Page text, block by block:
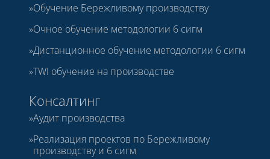
Обучение Бережливому производству
Очное обучение методологии 6 сигм
Дистанционное обучение методологии 6 сигм
TWI обучение на производстве
Консалтинг
Аудит производства
Реализация проектов по Бережливому
производству и 6 сигм